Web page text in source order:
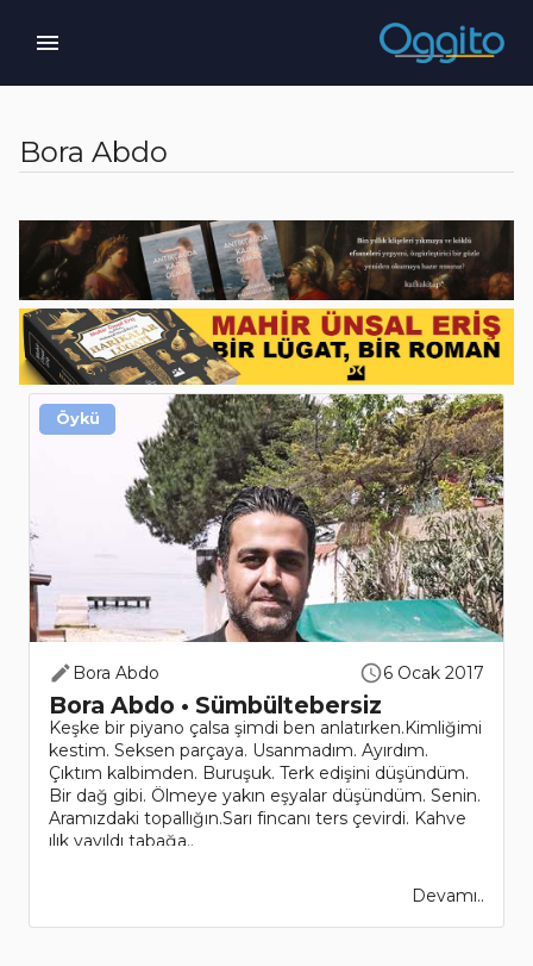
Bora Abdo
Bora Abdo 6 Ocak 2017
Bora Abdo • Sümbültebersiz
Keşke bir piyano çalsa şimdi ben anlatırken.Kimliğimi
kestim. Seksen parçaya. Usanmadım. Ayırdım.
Çıktım kalbimden. Buruşuk. Terk edişini düşündüm.
Bir dağ gibi. Ölmeye yakın eşyalar düşündüm. Senin.
Aramızdaki topallığın.Sarı fincanı ters çevirdi. Kahve
ılık yayıldı tabağa..
Devamı..
Öykü